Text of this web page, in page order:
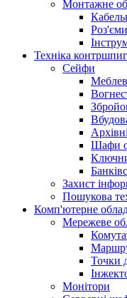
Монтажне
Техніка
Сейфи
Шафи
Захист
Пошукова
Комп'ютерне
Мережеве
Точки
Монітори